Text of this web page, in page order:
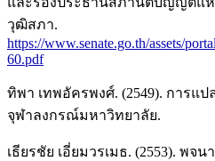
วุฒิสภา.
https://www.senate.go.th/assets/
60.pdf
ทิพา เทพอัครพงศ์. (2549). การแ
จุฬาลงกรณ์มหาวิทยาลัย.
เธียรชัย เอี่ยมวรเมธ. (2553). พจ